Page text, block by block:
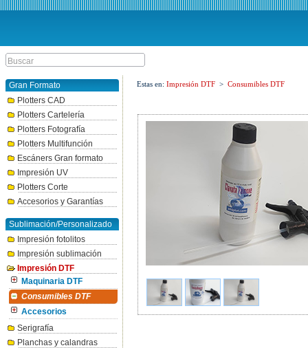
Gran Formato
Plotters CAD
Plotters Cartelería
Plotters Fotografía
Plotters Multifunción
Escáners Gran formato
Impresión UV
Plotters Corte
Accesorios y Garantías
Sublimación/Personalizado
Impresión fotolitos
Impresión sublimación
Impresión DTF
Maquinaria DTF
Consumibles DTF
Accesorios
Serigrafía
Planchas y calandras
Estas en: Impresión DTF > Consumibles DTF